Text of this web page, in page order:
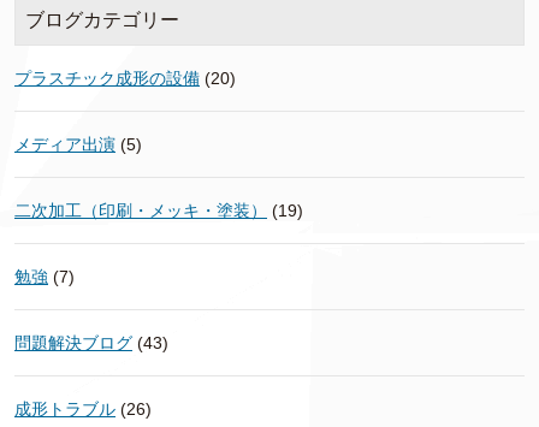
ブログカテゴリー
プラスチック成形の設備 (20)
メディア出演 (5)
二次加工（印刷・メッキ・塗装） (19)
勉強 (7)
問題解決ブログ (43)
成形トラブル (26)